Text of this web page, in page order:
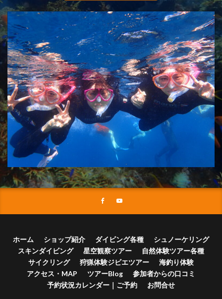
ホーム ショップ紹介 ダイビング各種
シュノーケリング
スキンダイビング
星空観察ツアー
自然体験ツアー各種
サイクリング
狩猟体験ジビエツアー
海釣り体験
アクセス・MAP
ツアーBlog
参加者からの口コミ
予約状況カレンダー｜ご予約
お問合せ